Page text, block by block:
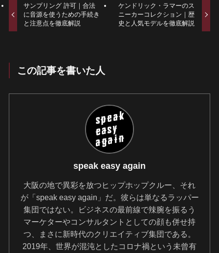
サンプリング 許可｜合法
に音源を使うための手続き
と注意点を徹底解説
ケンドリック・ラマーのス
ニーカーコレクション｜歴
史と人気モデルを徹底解説
この記事を書いた人
speak easy again
大阪の地で異彩を放つヒップホップクルー、それ
が「speak easy again」だ。彼らは単なるラッパー
集団ではない。ビジネスの最前線で辣腕を振るう
マーケターやコンサルタントとしての顔も併せ持
つ、まさに新時代のクリエイティブ集団である。
2019年、世界が混沌としたコロナ禍という未曾有